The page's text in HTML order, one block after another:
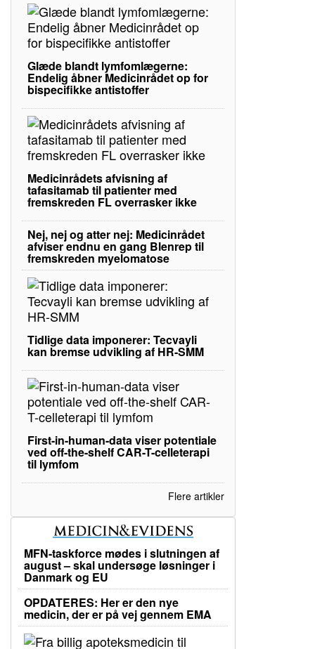
Glæde blandt lymfomlægerne:
Endelig åbner Medicinrådet op for
bispecifikke antistoffer
Medicinrådets afvisning af
tafasitamab til patienter med
fremskreden FL overrasker ikke
Nej, nej og atter nej: Medicinrådet
afviser endnu en gang Blenrep til
fremskreden myelomatose
Tidlige data imponerer: Tecvayli
kan bremse udvikling af HR-SMM
First-in-human-data viser potentiale
ved off-the-shelf CAR-T-celleterapi
til lymfom
Flere artikler
MFN-taskforce mødes i slutningen af
august – skal undersøge løsninger i
Danmark og EU
OPDATERES: Her er den nye
medicin, der er på vej gennem EMA